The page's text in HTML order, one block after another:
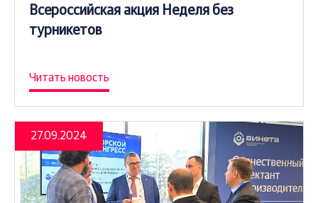
Всероссийская акция Неделя без
турникетов
Читать новость
27.09.2024